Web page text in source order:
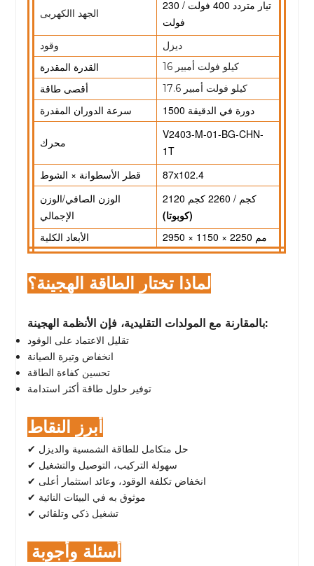
الجهد االكهربى
تيار متردد 400 فولت / 230
فولت
وقود ديزل
القدرة المقدرة 16 كيلو فولت أمبير
أقصى طاقة 17.6 كيلو فولت أمبير
سرعة الدوران المقدرة 1500 دورة في الدقيقة
محرك
V2403-M-01-BG-CHN-
1T
قطر الأسطوانة × الشوط
87x102.4
الوزن الصافي/الوزن
الإجمالي
2120 كجم / 2260 كجم
(كوبوتا)
الأبعاد الكلية
2950 × 1150 × 2250 مم
لماذا تختار الطاقة الهجينة؟
بالمقارنة مع المولدات التقليدية، فإن الأنظمة الهجينة:
تقليل الاعتماد على الوقود
انخفاض وتيرة الصيانة
تحسين كفاءة الطاقة
توفير حلول طاقة أكثر استدامة
أبرز النقاط
✔ حل متكامل للطاقة الشمسية والديزل
✔ سهولة التركيب، التوصيل والتشغيل
✔ انخفاض تكلفة الوقود، وعائد استثمار أعلى
✔ موثوق به في البيئات النائية
✔ تشغيل ذكي وتلقائي
أسئلة وأجوبة